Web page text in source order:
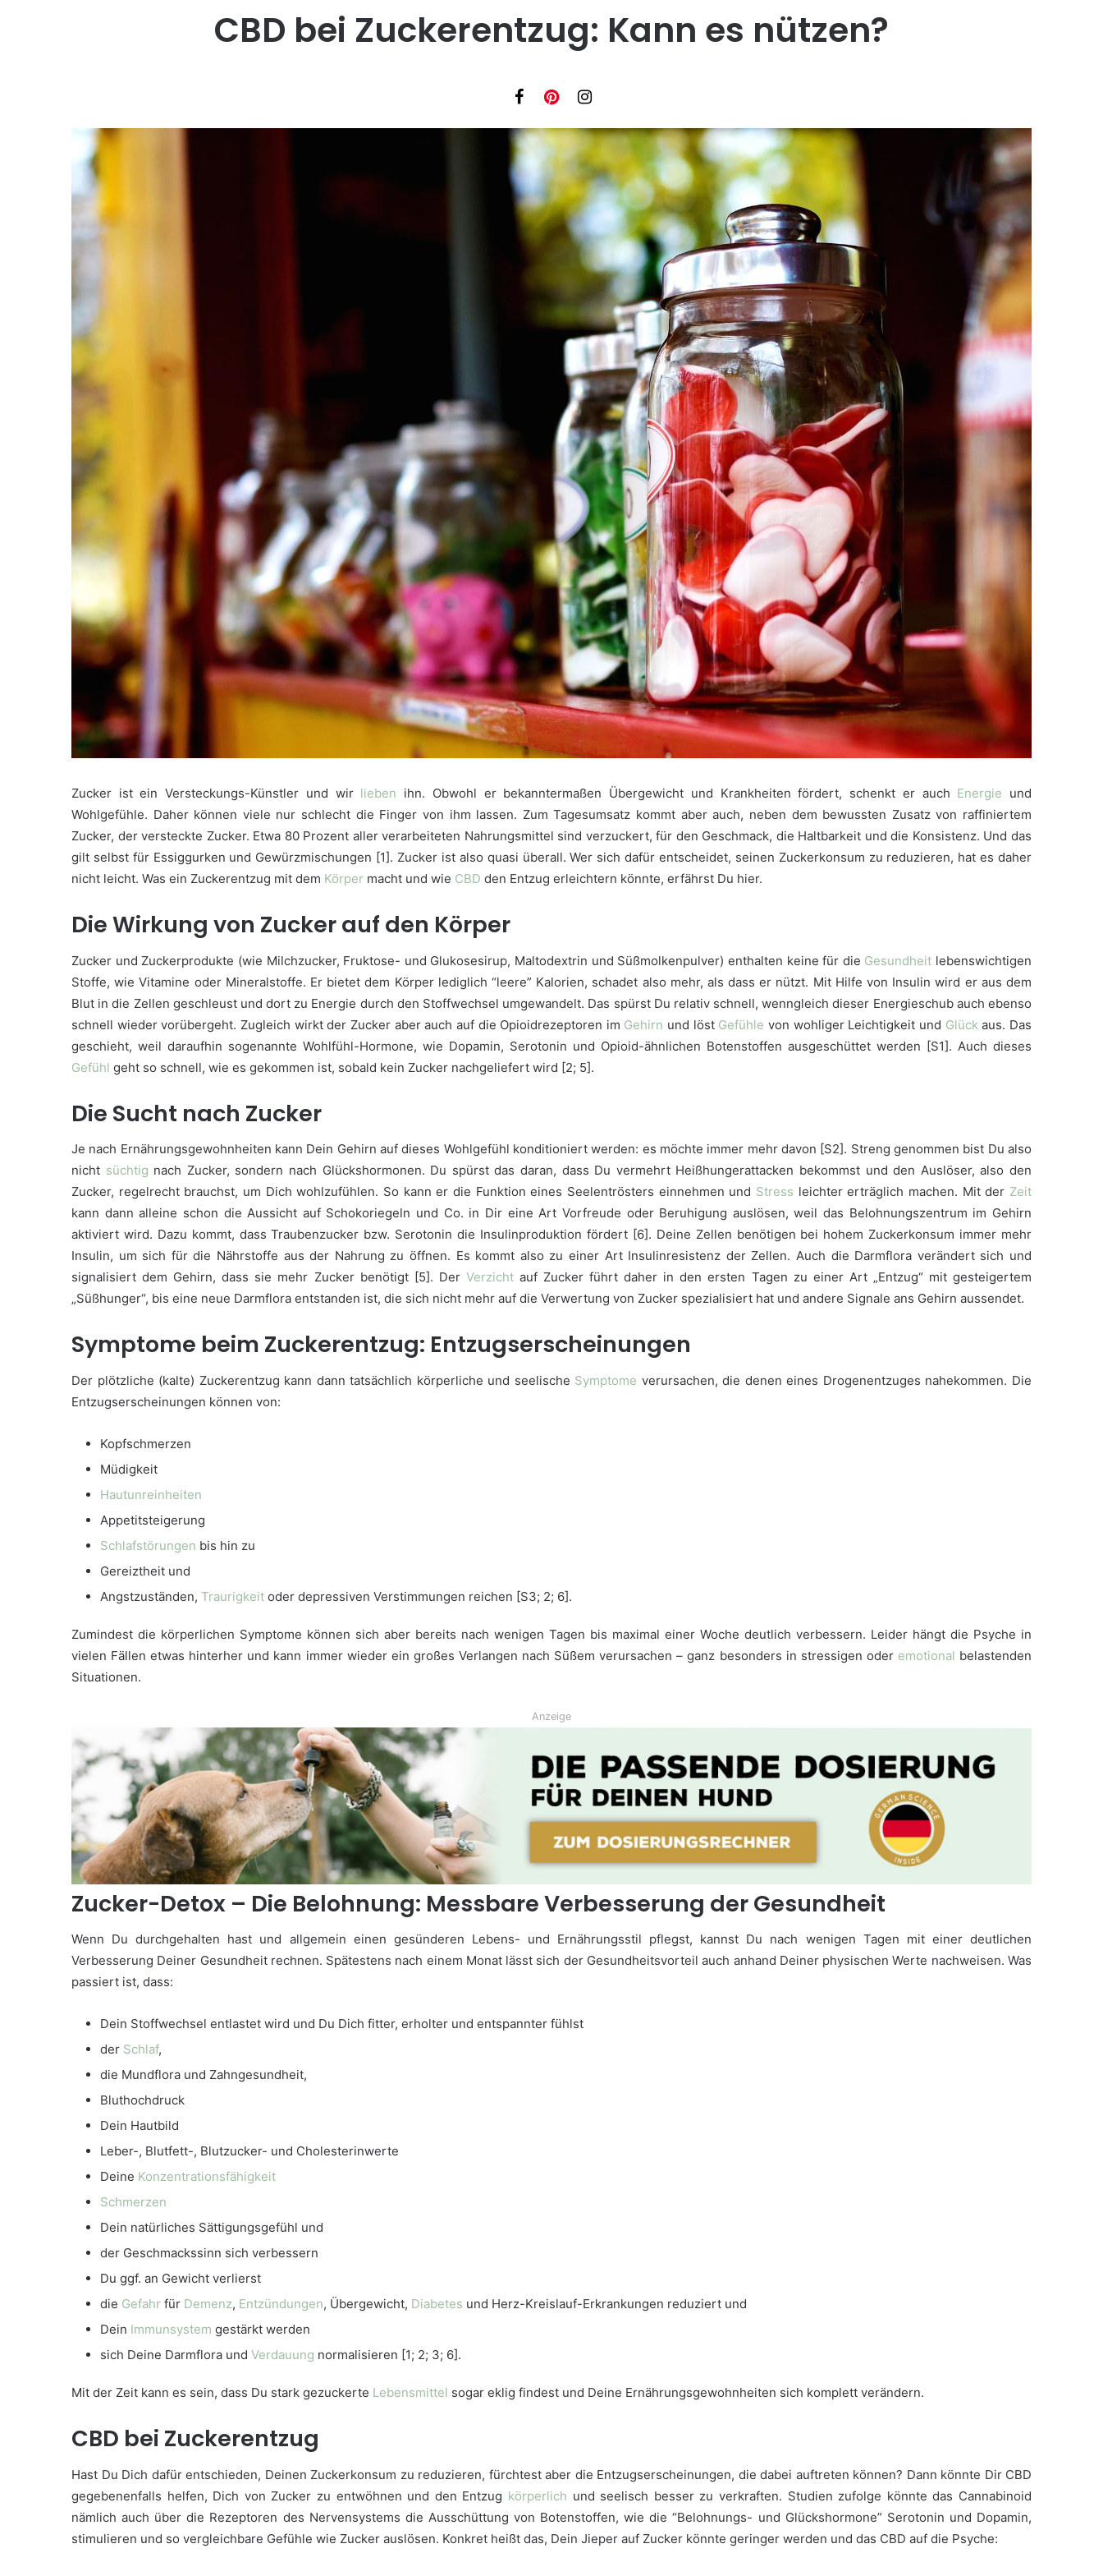
CBD bei Zuckerentzug: Kann es nützen?
Zucker ist ein Versteckungs-Künstler und wir lieben ihn. Obwohl er bekanntermaßen Übergewicht und Krankheiten fördert, schenkt er auch Energie und
Wohlgefühle. Daher können viele nur schlecht die Finger von ihm lassen. Zum Tagesumsatz kommt aber auch, neben dem bewussten Zusatz von raffiniertem
Zucker, der versteckte Zucker. Etwa 80 Prozent aller verarbeiteten Nahrungsmittel sind verzuckert, für den Geschmack, die Haltbarkeit und die Konsistenz. Und das
gilt selbst für Essiggurken und Gewürzmischungen [1]. Zucker ist also quasi überall. Wer sich dafür entscheidet, seinen Zuckerkonsum zu reduzieren, hat es daher
nicht leicht. Was ein Zuckerentzug mit dem Körper macht und wie CBD den Entzug erleichtern könnte, erfährst Du hier.
Die Wirkung von Zucker auf den Körper
Zucker und Zuckerprodukte (wie Milchzucker, Fruktose- und Glukosesirup, Maltodextrin und Süßmolkenpulver) enthalten keine für die Gesundheit lebenswichtigen
Stoffe, wie Vitamine oder Mineralstoffe. Er bietet dem Körper lediglich “leere” Kalorien, schadet also mehr, als dass er nützt. Mit Hilfe von Insulin wird er aus dem
Blut in die Zellen geschleust und dort zu Energie durch den Stoffwechsel umgewandelt. Das spürst Du relativ schnell, wenngleich dieser Energieschub auch ebenso
schnell wieder vorübergeht. Zugleich wirkt der Zucker aber auch auf die Opioidrezeptoren im Gehirn und löst Gefühle von wohliger Leichtigkeit und Glück aus. Das
geschieht, weil daraufhin sogenannte Wohlfühl-Hormone, wie Dopamin, Serotonin und Opioid-ähnlichen Botenstoffen ausgeschüttet werden [S1]. Auch dieses
Gefühl geht so schnell, wie es gekommen ist, sobald kein Zucker nachgeliefert wird [2; 5].
Die Sucht nach Zucker
Je nach Ernährungsgewohnheiten kann Dein Gehirn auf dieses Wohlgefühl konditioniert werden: es möchte immer mehr davon [S2]. Streng genommen bist Du also
nicht süchtig nach Zucker, sondern nach Glückshormonen. Du spürst das daran, dass Du vermehrt Heißhungerattacken bekommst und den Auslöser, also den
Zucker, regelrecht brauchst, um Dich wohlzufühlen. So kann er die Funktion eines Seelentrösters einnehmen und Stress leichter erträglich machen. Mit der Zeit
kann dann alleine schon die Aussicht auf Schokoriegeln und Co. in Dir eine Art Vorfreude oder Beruhigung auslösen, weil das Belohnungszentrum im Gehirn
aktiviert wird. Dazu kommt, dass Traubenzucker bzw. Serotonin die Insulinproduktion fördert [6]. Deine Zellen benötigen bei hohem Zuckerkonsum immer mehr
Insulin, um sich für die Nährstoffe aus der Nahrung zu öffnen. Es kommt also zu einer Art Insulinresistenz der Zellen. Auch die Darmflora verändert sich und
signalisiert dem Gehirn, dass sie mehr Zucker benötigt [5]. Der Verzichtauf Zucker führt daher in den ersten Tagen zu einer Art „Entzug“ mit gesteigertem
„Süßhunger“, bis eine neue Darmflora entstanden ist, die sich nicht mehr auf die Verwertung von Zucker spezialisiert hat und andere Signale ans Gehirn aussendet.
Symptome beim Zuckerentzug: Entzugserscheinungen
Der plötzliche (kalte) Zuckerentzug kann dann tatsächlich körperliche und seelische Symptome verursachen, die denen eines Drogenentzuges nahekommen. Die
Entzugserscheinungen können von:
Kopfschmerzen
Müdigkeit
Hautunreinheiten
Appetitsteigerung
Schlafstörungen bis hin zu
Gereiztheit und
Angstzuständen, Traurigkeit oder depressiven Verstimmungen reichen [S3; 2; 6].
Zumindest die körperlichen Symptome können sich aber bereits nach wenigen Tagen bis maximal einer Woche deutlich verbessern. Leider hängt die Psyche in
vielen Fällen etwas hinterher und kann immer wieder ein großes Verlangen nach Süßem verursachen – ganz besonders in stressigen oder emotional belastenden
Situationen.
Anzeige
Zucker-Detox – Die Belohnung: Messbare Verbesserung der Gesundheit
Wenn Du durchgehalten hast und allgemein einen gesünderen Lebens- und Ernährungsstil pflegst, kannst Du nach wenigen Tagen mit einer deutlichen
Verbesserung Deiner Gesundheit rechnen. Spätestens nach einem Monat lässt sich der Gesundheitsvorteil auch anhand Deiner physischen Werte nachweisen. Was
passiert ist, dass:
Dein Stoffwechsel entlastet wird und Du Dich fitter, erholter und entspannter fühlst
der Schlaf,
die Mundflora und Zahngesundheit,
Bluthochdruck
Dein Hautbild
Leber-, Blutfett-, Blutzucker- und Cholesterinwerte
Deine Konzentrationsfähigkeit
Schmerzen
Dein natürliches Sättigungsgefühl und
der Geschmackssinn sich verbessern
Du ggf. an Gewicht verlierst
die Gefahr für Demenz, Entzündungen, Übergewicht, Diabetes und Herz-Kreislauf-Erkrankungen reduziert und
Dein Immunsystem gestärkt werden
sich Deine Darmflora und Verdauung normalisieren [1; 2; 3; 6].
Mit der Zeit kann es sein, dass Du stark gezuckerte Lebensmittel sogar eklig findest und Deine Ernährungsgewohnheiten sich komplett verändern.
CBD bei Zuckerentzug
Hast Du Dich dafür entschieden, Deinen Zuckerkonsum zu reduzieren, fürchtest aber die Entzugserscheinungen, die dabei auftreten können? Dann könnte Dir CBD
gegebenenfalls helfen, Dich von Zucker zu entwöhnen und den Entzug körperlich und seelisch besser zu verkraften. Studien zufolge könnte das Cannabinoid
nämlich auch über die Rezeptoren des Nervensystems die Ausschüttung von Botenstoffen, wie die “Belohnungs- und Glückshormone” Serotonin und Dopamin,
stimulieren und so vergleichbare Gefühle wie Zucker auslösen. Konkret heißt das, Dein Jieper auf Zucker könnte geringer werden und das CBD auf die Psyche: